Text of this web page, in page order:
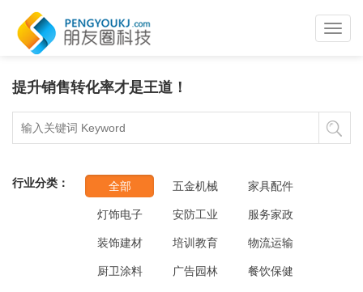
提升销售转化率才是王道！
行业分类： 全部 五金机械 家具配件
灯饰电子 安防工业 服务家政
装饰建材 培训教育 物流运输
厨卫涂料 广告园林 餐饮保健